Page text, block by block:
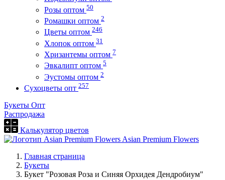
Розы оптом 50
Ромашки оптом 2
Цветы оптом 246
Хлопок оптом 31
Хризантемы оптом 7
Эвкалипт оптом 5
Эустомы оптом 2
Сухоцветы опт 257
Букеты Опт
Распродажа
Калькулятор цветов
Asian Premium Flowers
Главная страница
Букеты
Букет "Розовая Роза и Синяя Орхидея Дендробиум"